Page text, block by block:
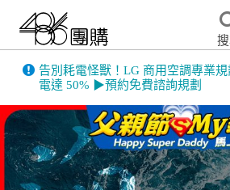
告別耗電怪獸！LG 商用空調專業
電達 50% ▶預約免費諮詢規劃